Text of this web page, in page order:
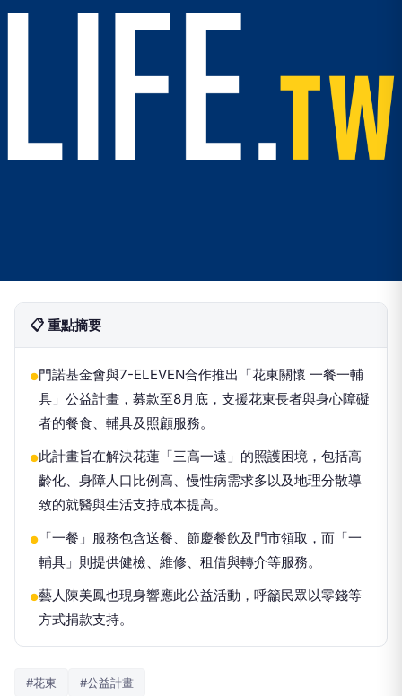
📋 重點摘要
●門諾基金會與7-ELEVEN合作推出「花東關懷 一餐一輔
具」公益計畫，募款至8月底，支援花東長者與身心障礙
者的餐食、輔具及照顧服務。
●此計畫旨在解決花蓮「三高一遠」的照護困境，包括高
齡化、身障人口比例高、慢性病需求多以及地理分散導
致的就醫與生活支持成本提高。
●
「一餐」服務包含送餐、節慶餐飲及門市領取，而「一
輔具」則提供健檢、維修、租借與轉介等服務。
●藝人陳美鳳也現身響應此公益活動，呼籲民眾以零錢等
方式捐款支持。
#花東 #公益計畫